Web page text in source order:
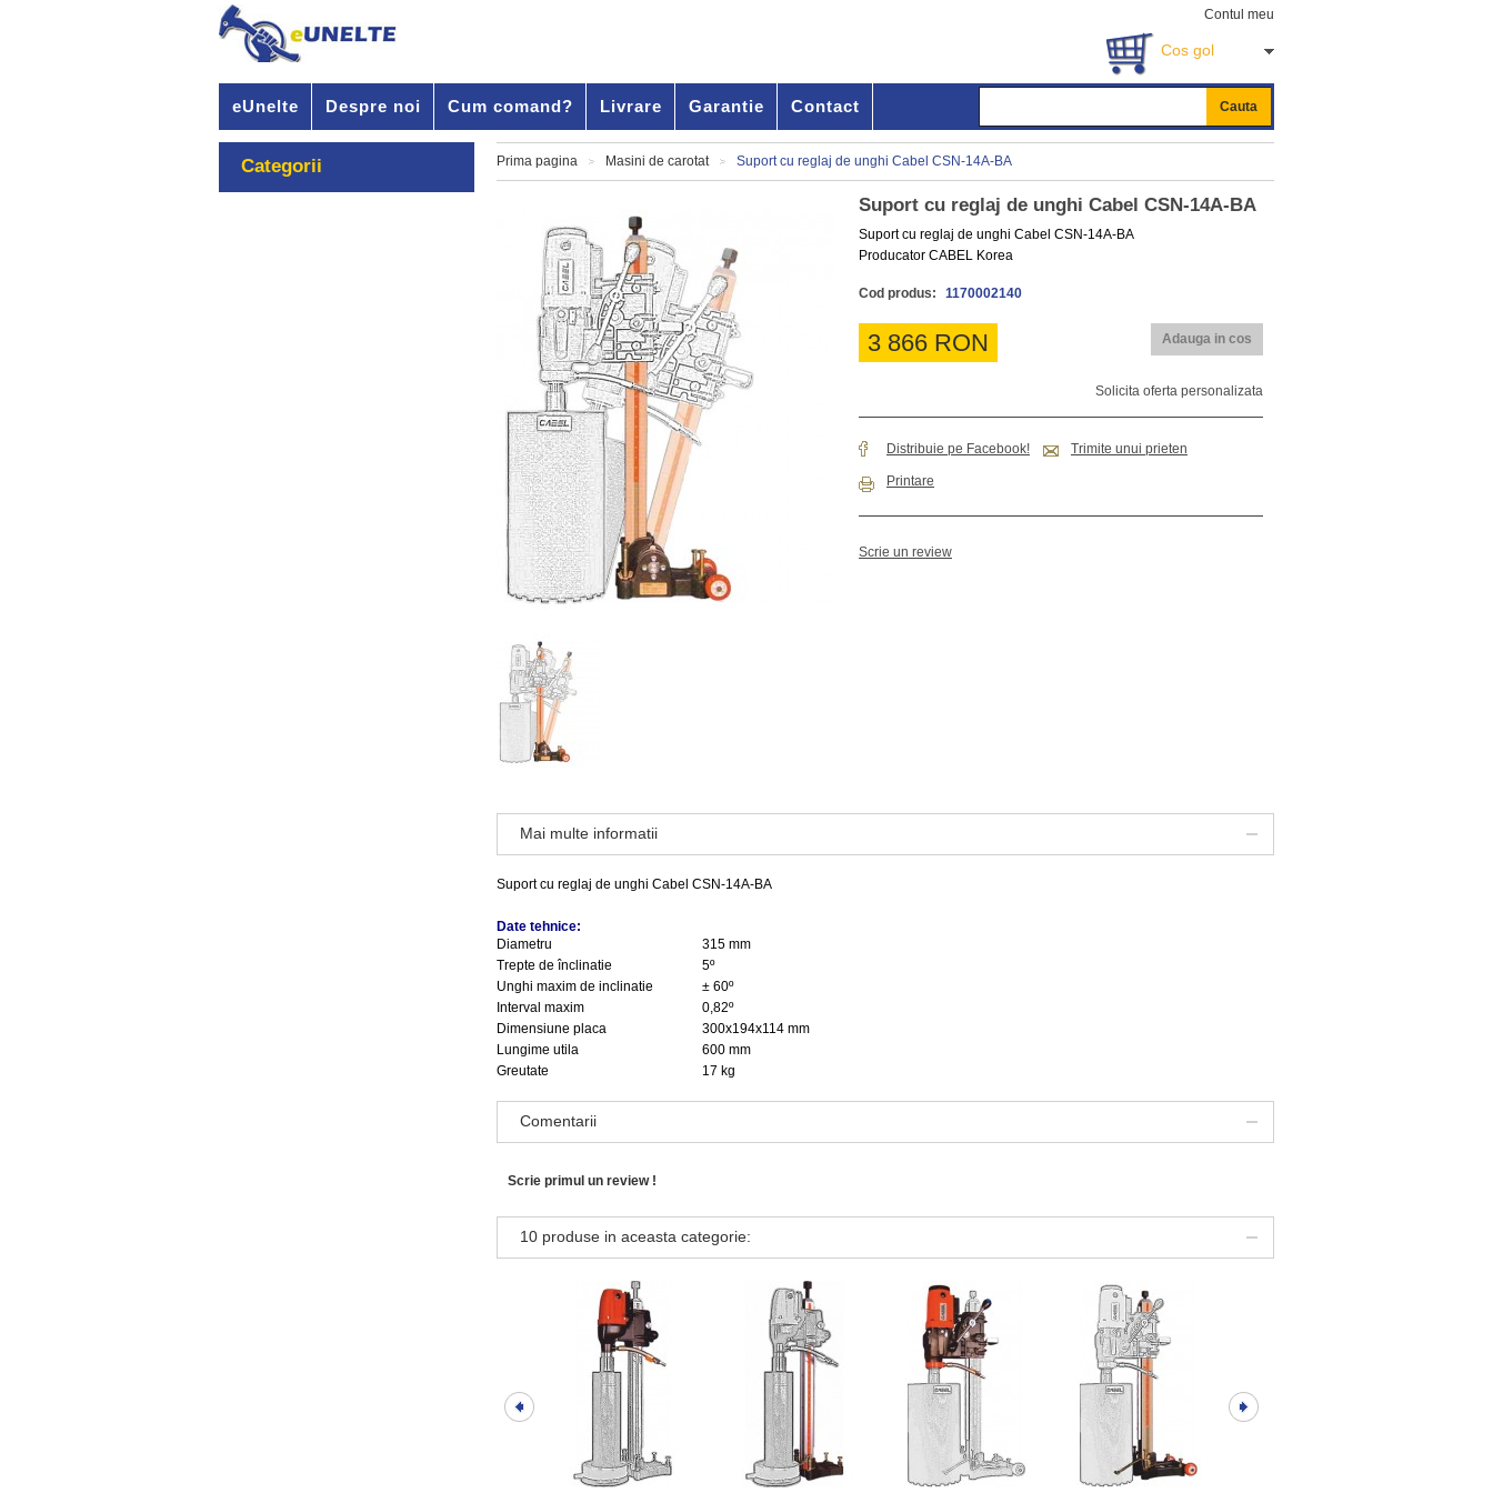
Contul meu
Cos gol
eUnelte Despre noi Cum comand? Livrare Garantie Contact Cauta
Prima pagina
Masini de carotat
Suport cu reglaj de unghi Cabel CSN-14A-BA
Suport cu reglaj de unghi Cabel CSN-14A-BA
Suport cu reglaj de unghi Cabel CSN-14A-BA
Producator CABEL Korea
Cod produs: 1170002140
3 866 RON Adauga in cos
Solicita oferta personalizata
Distribuie pe Facebook! Trimite unui prieten
Printare
Scrie un review
Mai multe informatii
Suport cu reglaj de unghi Cabel CSN-14A-BA
Date tehnice:
Diametru
315 mm
Trepte de înclinatie
5º
Unghi maxim de inclinatie
± 60º
Interval maxim
0,82º
Dimensiune placa
300x194x114 mm
Lungime utila
600 mm
Greutate
17 kg
Comentarii
Scrie primul un review !
10 produse in aceasta categorie:
Categorii